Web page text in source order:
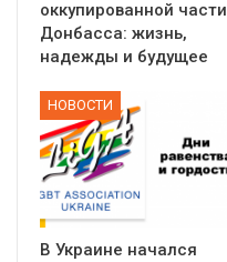
оккупированной части
Донбасса: жизнь,
надежды и будущее
НОВОСТИ
В Украине начался